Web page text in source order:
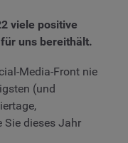
viele positive
uns bereithält.
Media-Front nie
(und
Sie dieses Jahr